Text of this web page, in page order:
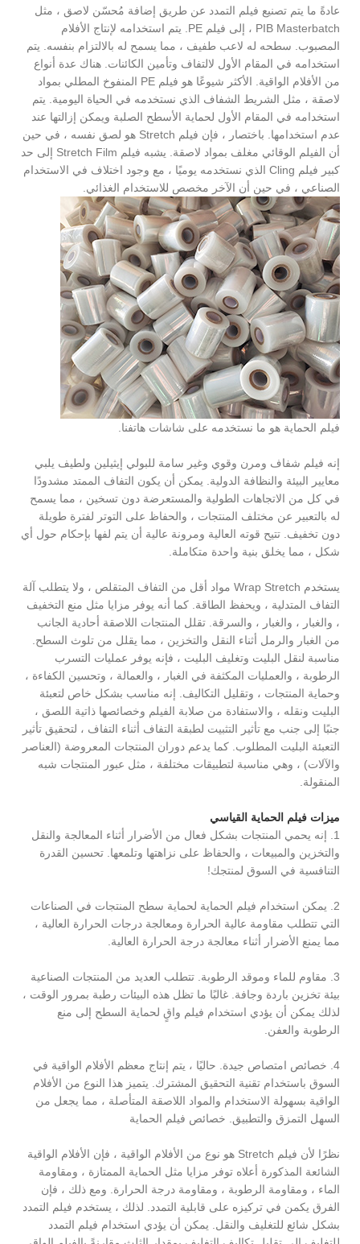
عادةً ما يتم تصنيع فيلم التمدد عن طريق إضافة مُحسّن لاصق ، مثل
PIB Masterbatch ، إلى فيلم PE. يتم استخدامه لإنتاج الأفلام
المصبوب. سطحه له لاعب طفيف ، مما يسمح له بالالتزام بنفسه. يتم
استخدامه في المقام الأول لالتفاف وتأمين الكائنات. هناك عدة أنواع
من الأفلام الواقية. الأكثر شيوعًا هو فيلم PE المنفوخ المطلي بمواد
لاصقة ، مثل الشريط الشفاف الذي نستخدمه في الحياة اليومية. يتم
استخدامه في المقام الأول لحماية الأسطح الصلبة ويمكن إزالتها عند
عدم استخدامها. باختصار ، فإن فيلم Stretch هو لصق نفسه ، في حين
أن الفيلم الوقائي مغلف بمواد لاصقة. يشبه فيلم Stretch Film إلى حد
كبير فيلم Cling الذي نستخدمه يوميًا ، مع وجود اختلاف في الاستخدام
الصناعي ، في حين أن الآخر مخصص للاستخدام الغذائي.
فيلم الحماية هو ما نستخدمه على شاشات هاتفنا.
إنه فيلم شفاف ومرن وقوي وغير سامة للبولي إيثيلين ولطيف يلبي
معايير البيئة والنظافة الدولية. يمكن أن يكون التفاف الممتد مشدودًا
في كل من الاتجاهات الطولية والمستعرضة دون تسخين ، مما يسمح
له بالتعبير عن مختلف المنتجات ، والحفاظ على التوتر لفترة طويلة
دون تخفيف. تتيح قوته العالية ومرونة عالية أن يتم لفها بإحكام حول أي
شكل ، مما يخلق بنية واحدة متكاملة.
يستخدم Wrap Stretch مواد أقل من التفاف المتقلص ، ولا يتطلب آلة
التفاف المتدلية ، ويحفظ الطاقة. كما أنه يوفر مزايا مثل منع التخفيف
، والغبار ، والغبار ، والسرقة. تقلل المنتجات اللاصقة أحادية الجانب
من الغبار والرمل أثناء النقل والتخزين ، مما يقلل من تلوث السطح.
مناسبة لنقل البليت وتغليف البليت ، فإنه يوفر عمليات التسرب
الرطوبة ، والعمليات المكثفة في الغبار ، والعمالة ، وتحسين الكفاءة ،
وحماية المنتجات ، وتقليل التكاليف. إنه مناسب بشكل خاص لتعبئة
البليت ونقله ، والاستفادة من صلابة الفيلم وخصائصها ذاتية اللصق ،
جنبًا إلى جنب مع تأثير التثبيت لطبقة التفاف أثناء التفاف ، لتحقيق تأثير
التعبئة البليت المطلوب. كما يدعم دوران المنتجات المعروضة (العناصر
والآلات) ، وهي مناسبة لتطبيقات مختلفة ، مثل عبور المنتجات شبه
المنقولة.
ميزات فيلم الحماية القياسي
1. إنه يحمي المنتجات بشكل فعال من الأضرار أثناء المعالجة والنقل
والتخزين والمبيعات ، والحفاظ على نزاهتها وتلمعها. تحسين القدرة
التنافسية في السوق لمنتجك!
2. يمكن استخدام فيلم الحماية لحماية سطح المنتجات في الصناعات
التي تتطلب مقاومة عالية الحرارة ومعالجة درجات الحرارة العالية ،
مما يمنع الأضرار أثناء معالجة درجة الحرارة العالية.
3. مقاوم للماء وموقد الرطوبة. تتطلب العديد من المنتجات الصناعية
بيئة تخزين باردة وجافة. غالبًا ما تظل هذه البيئات رطبة بمرور الوقت ،
لذلك يمكن أن يؤدي استخدام فيلم واقٍ لحماية السطح إلى منع
الرطوبة والعفن.
4. خصائص امتصاص جيدة. حاليًا ، يتم إنتاج معظم الأفلام الواقية في
السوق باستخدام تقنية التحقيق المشترك. يتميز هذا النوع من الأفلام
الواقية بسهولة الاستخدام والمواد اللاصقة المتأصلة ، مما يجعل من
السهل التمزق والتطبيق. خصائص فيلم الحماية
نظرًا لأن فيلم Stretch هو نوع من الأفلام الواقية ، فإن الأفلام الواقية
الشائعة المذكورة أعلاه توفر مزايا مثل الحماية الممتازة ، ومقاومة
الماء ، ومقاومة الرطوبة ، ومقاومة درجة الحرارة. ومع ذلك ، فإن
الفرق يكمن في تركيزه على قابلية التمدد. لذلك ، يستخدم فيلم التمدد
بشكل شائع للتغليف والنقل. يمكن أن يؤدي استخدام فيلم التمدد